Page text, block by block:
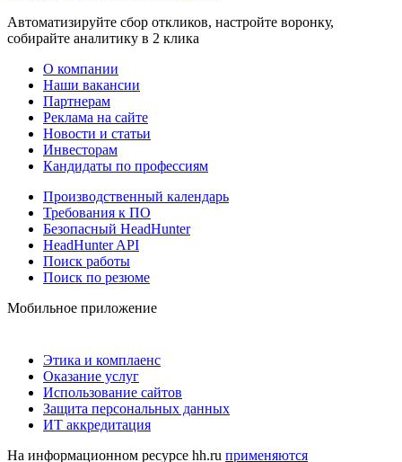
Автоматизируйте сбор откликов, настройте воронку,
собирайте аналитику в 2 клика
О компании
Наши вакансии
Партнерам
Реклама на сайте
Новости и статьи
Инвесторам
Кандидаты по профессиям
Производственный календарь
Требования к ПО
Безопасный HeadHunter
HeadHunter API
Поиск работы
Поиск по резюме
Мобильное приложение
Этика и комплаенс
Оказание услуг
Использование сайтов
Защита персональных данных
ИТ аккредитация
На информационном ресурсе hh.ru применяются